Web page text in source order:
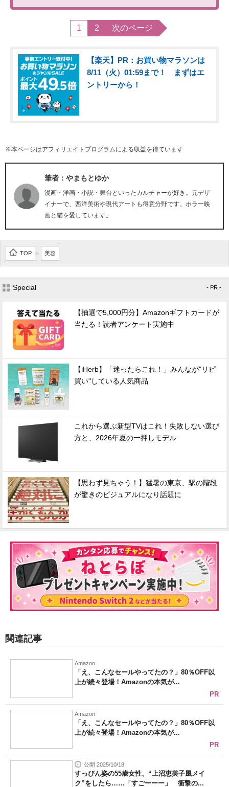
1 2 次のページ
【楽天】PR：お買い物マラソンは
8/11（火）01:59まで！ まずはエ
ントリーから！
※本ページはアフィリエイトプログラムによる収益を得ています
筆者：やまもとゆか
漫画・洋画・小説・舞台といったカルチャーが好き。元デザ
イナーで、西洋美術や現代アートも得意分野です。ホラー映
画と猫を愛しています。
TOP > 美容
Special - PR -
【抽選で5,000円分】Amazonギフトカードが
当たる！読者アンケート実施中
【iHerb】「迷ったらこれ！」みんなが"リピ
買い"している人気商品
これから選ぶ新型TVはこれ！失敗しない選び
方と、2026年夏の一押しモデル
【思わず見ちゃう！】猛暑の東京、駅の階段
が驚きのビジュアルになり話題に
関連記事
Amazon
「え、こんなセールやってたの？」80％OFF以
上が続々登場！Amazonの本気が...
PR
Amazon
「え、こんなセールやってたの？」80％OFF以
上が続々登場！Amazonの本気が...
PR
公開 2025/10/18
すっぴん姿の55歳女性、“上沼恵美子風メイ
ク”をしたら……「すごーーー」 衝撃の...